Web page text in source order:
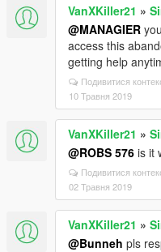
VanXKiller21 »
@MANAGIER
access this
getting help
Подивитися
10 Травня 2019
VanXKiller21 »
@ROBS 576 is it
Подивитися
02 Травня 2019
VanXKiller21 »
@Bunneh pls